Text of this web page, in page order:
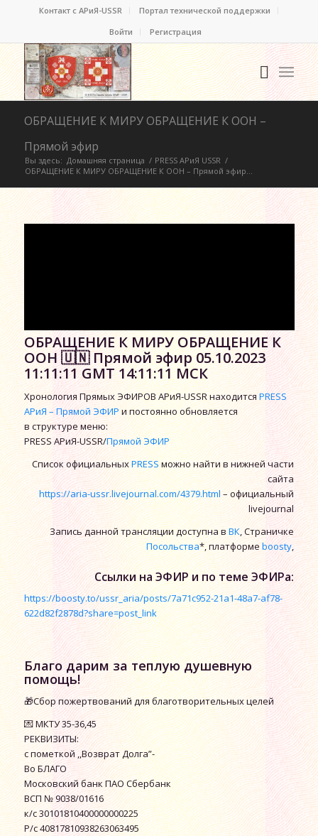
Контакт c АРиЯ-USSR
Портал технической поддержки
Войти
Регистрация
ОБРАЩЕНИЕ К МИРУ ОБРАЩЕНИЕ К ООН –
Прямой эфир
Вы здесь: Домашняя страница / PRESS АРиЯ USSR /
ОБРАЩЕНИЕ К МИРУ ОБРАЩЕНИЕ К ООН – Прямой эфир...
ОБРАЩЕНИЕ К МИРУ ОБРАЩЕНИЕ К
ООН 🇺🇳 Прямой эфир 05.10.2023
11:11:11 GMT 14:11:11 МСК
Хронология Прямых ЭФИРОВ АРиЯ-USSR находится PRESS
АРиЯ – Прямой ЭФИРи постоянно обновляется
в структуре меню:
PRESS АРиЯ-USSR/Прямой ЭФИР
Список официальныхPRESSможно найти в нижней части
сайта
https://aria-ussr.livejournal.com/4379.html– официальный
livejournal
Запись данной трансляции доступна вВК, Страничке
Посольства*, платформеboosty,
Ссылки на ЭФИР и по теме ЭФИРа:
https://boosty.to/ussr_aria/posts/7a71c952-21a1-48a7-af78-
622d82f2878d?share=post_link
Благо дарим за теплую душевную
помощь!
🎁Сбор пожертвований для благотворительных целей
💌 МКТУ 35-36,45
РЕКВИЗИТЫ:
с пометкой ,,Возврат Долга”-
Во БЛАГО
Московский банк ПАО Сбербанк
ВСП № 9038/01616
к/с 30101810400000000225
P/c 40817810938263063495